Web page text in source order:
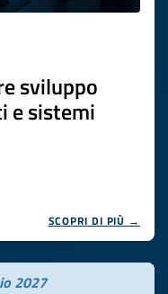
sviluppo
e sistemi
SCOPRI DI PIÙ →
2027